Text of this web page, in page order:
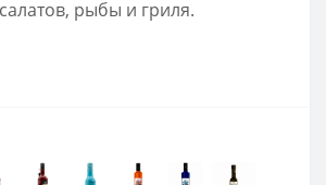
рыбы и гриля.